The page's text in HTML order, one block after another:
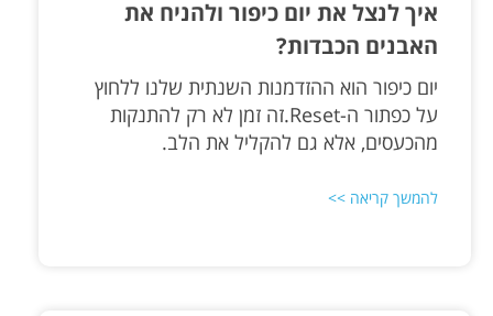
איך לנצל את יום כיפור ולהניח את
האבנים הכבדות​?
יום כיפור הוא ההזדמנות השנתית שלנו ללחוץ
על כפתור ה-Reset.זה זמן לא רק להתנקות
מהכעסים, אלא גם להקליל את הלב.
להמשך קריאה >>